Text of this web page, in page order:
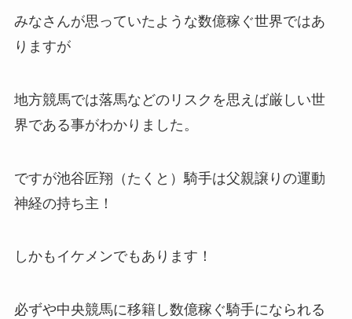
みなさんが思っていたような数億稼ぐ世界ではあ
りますが
地方競馬では落馬などのリスクを思えば厳しい世
界である事がわかりました。
ですが池谷匠翔（たくと）騎手は父親譲りの運動
神経の持ち主！
しかもイケメンでもあります！
必ずや中央競馬に移籍し数億稼ぐ騎手になられる